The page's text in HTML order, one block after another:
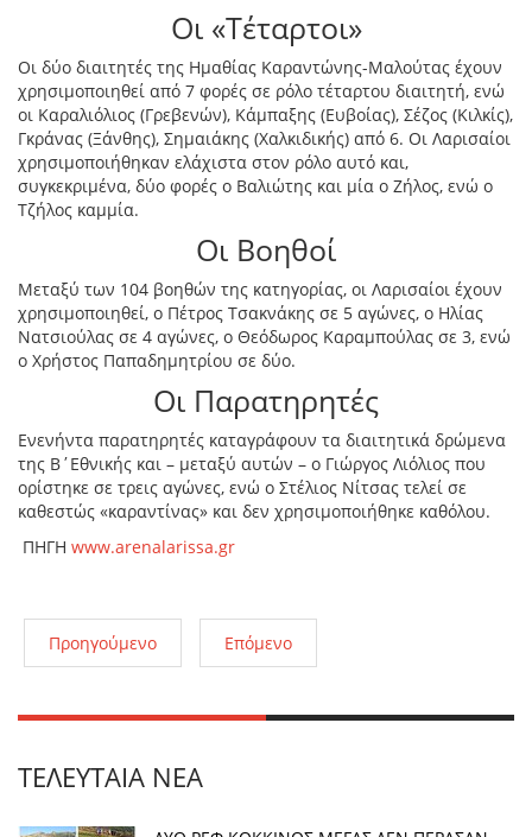
Οι «Τέταρτοι»
Οι δύο διαιτητές της Ημαθίας Καραντώνης-Μαλούτας έχουν
χρησιμοποιηθεί από 7 φορές σε ρόλο τέταρτου διαιτητή, ενώ
οι Καραλιόλιος (Γρεβενών), Κάμπαξης (Ευβοίας), Σέζος (Κιλκίς),
Γκράνας (Ξάνθης), Σημαιάκης (Χαλκιδικής) από 6. Οι Λαρισαίοι
χρησιμοποιήθηκαν ελάχιστα στον ρόλο αυτό και,
συγκεκριμένα, δύο φορές ο Βαλιώτης και μία ο Ζήλος, ενώ ο
Τζήλος καμμία.
Οι Βοηθοί
Μεταξύ των 104 βοηθών της κατηγορίας, οι Λαρισαίοι έχουν
χρησιμοποιηθεί, ο Πέτρος Τσακνάκης σε 5 αγώνες, ο Ηλίας
Νατσιούλας σε 4 αγώνες, ο Θεόδωρος Καραμπούλας σε 3, ενώ
ο Χρήστος Παπαδημητρίου σε δύο.
Οι Παρατηρητές
Ενενήντα παρατηρητές καταγράφουν τα διαιτητικά δρώμενα
της Β΄Εθνικής και – μεταξύ αυτών – ο Γιώργος Λιόλιος που
ορίστηκε σε τρεις αγώνες, ενώ ο Στέλιος Νίτσας τελεί σε
καθεστώς «καραντίνας» και δεν χρησιμοποιήθηκε καθόλου.
ΠΗΓΗ www.arenalarissa.gr
Προηγούμενο Επόμενο
ΤΕΛΕΥΤΑΊΑ ΝΈΑ